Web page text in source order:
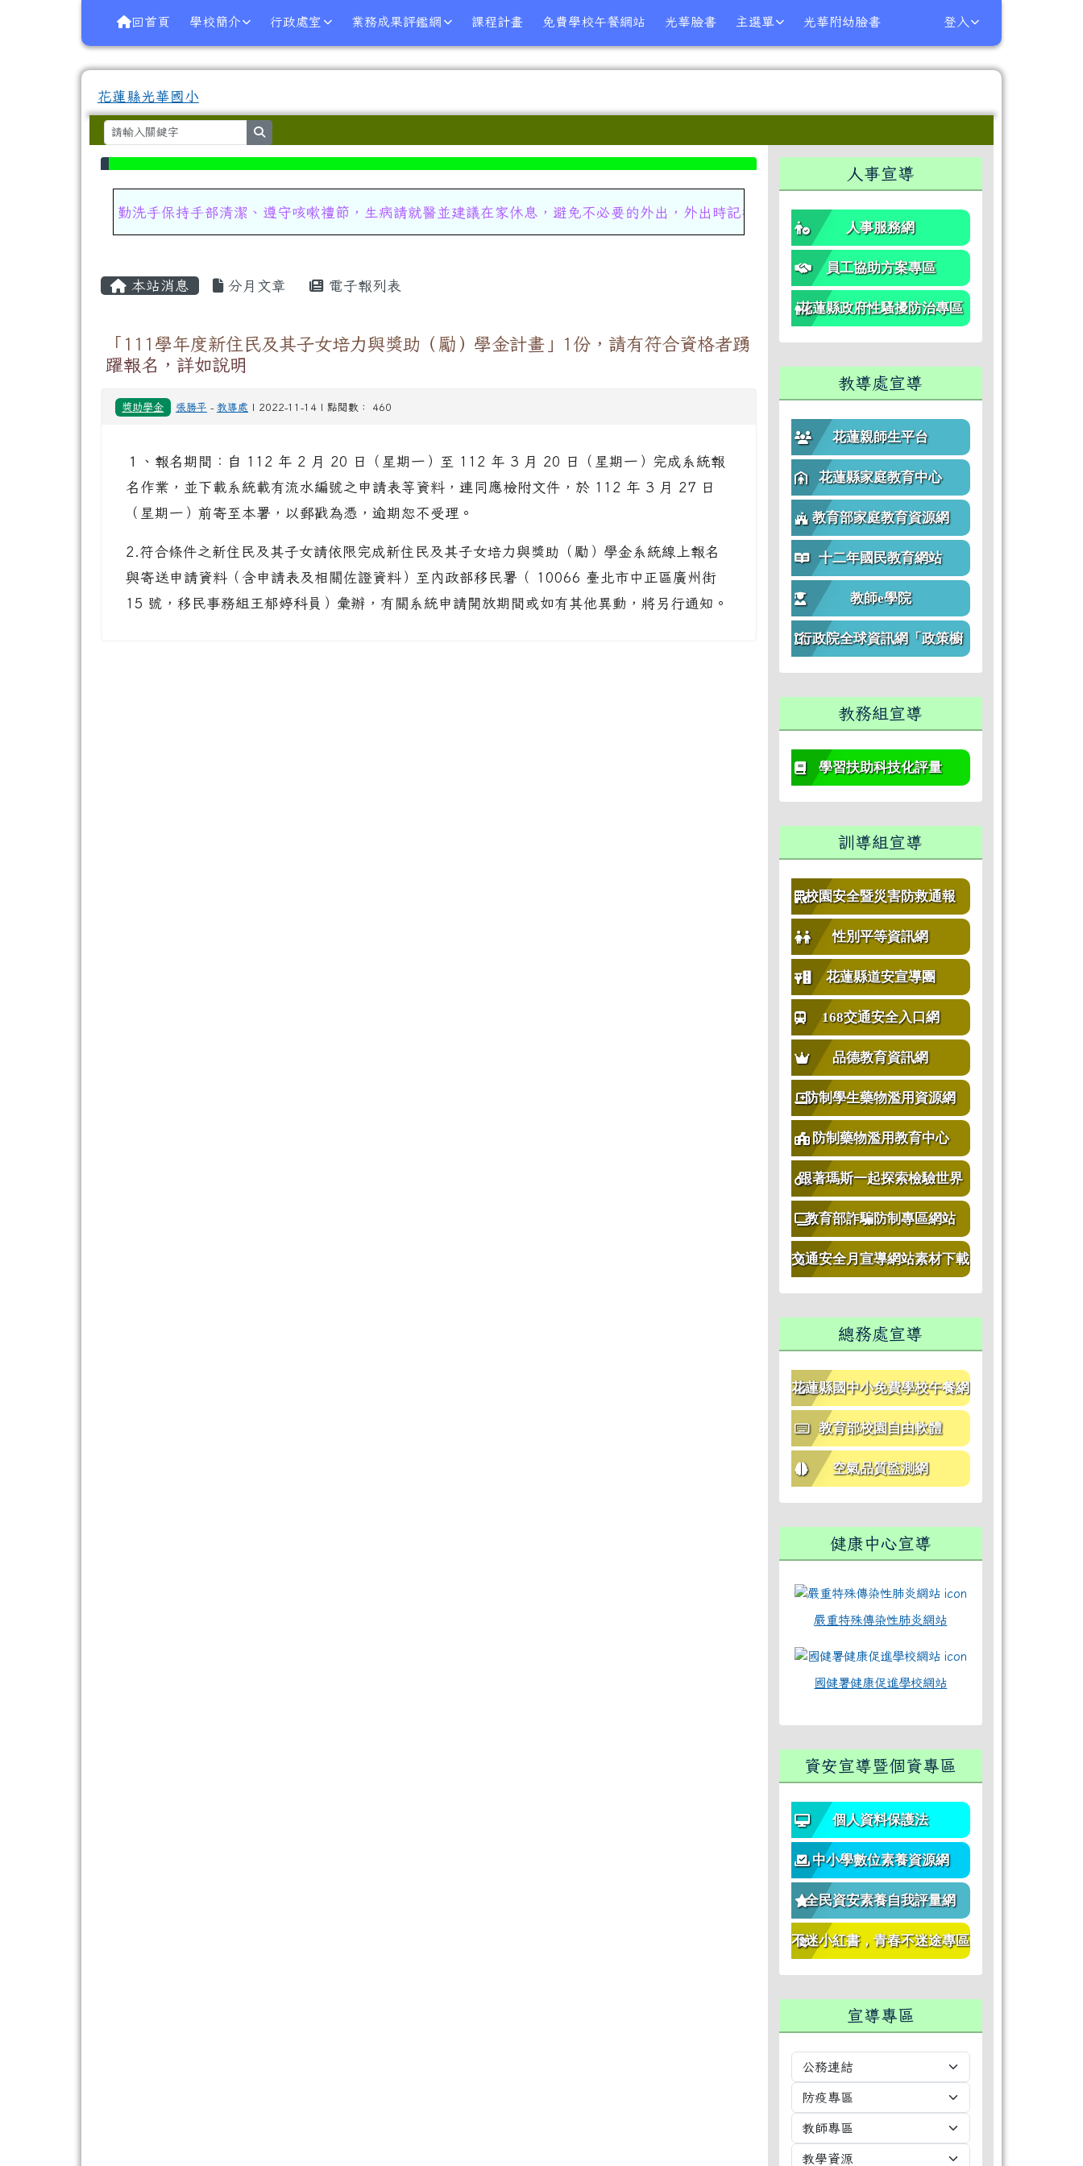
花蓮縣光華國小
回首頁 學校簡介 行政處室 業務成果評鑑網 課程計畫 免費學校午餐網站 光華臉書 主選單 光華附幼臉書 登入
花蓮縣光華國小
⏸
上中區域內容
勤洗手保持手部清潔、遵守咳嗽禮節，生病請就醫並建議在家休息，避免不必要的外出，外出時記得佩戴口罩，落實個人防護措施，保護自己及他人
主內容區域
本站消息 分月文章 電子報列表
「111學年度新住民及其子女培力與獎助（勵）學金計畫」1份，請有符合資格者踴
躍報名，詳如說明
獎助學金 張勝平 - 教導處 | 2022-11-14 | 點閱數： 460
１、報名期間：自 112 年 2 月 20 日（星期一）至 112 年 3 月 20 日（星期一）完成系統報
名作業，並下載系統載有流水編號之申請表等資料，連同應檢附文件，於 112 年 3 月 27 日
（星期一）前寄至本署，以郵戳為憑，逾期恕不受理。
2.符合條件之新住民及其子女請依限完成新住民及其子女培力與獎助（勵）學金系統線上報名
與寄送申請資料（含申請表及相關佐證資料）至內政部移民署（ 10066 臺北市中正區廣州街
15 號，移民事務組王郁婷科員）彙辦，有關系統申請開放期間或如有其他異動，將另行通知。
右邊區域內容
人事宣導
人事服務網
員工協助方案專區
花蓮縣政府性騷擾防治專區
教導處宣導
花蓮親師生平台
花蓮縣家庭教育中心
教育部家庭教育資源網
十二年國民教育網站
教師e學院
行政院全球資訊網「政策櫥
窗」
教務組宣導
學習扶助科技化評量
訓導組宣導
校園安全暨災害防救通報
性別平等資訊網
花蓮縣道安宣導團
168交通安全入口網
品德教育資訊網
防制學生藥物濫用資源網
防制藥物濫用教育中心
跟著瑪斯一起探索檢驗世界
教育部詐騙防制專區網站
交通安全月宣導網站素材下載
區
總務處宣導
花蓮縣國中小免費學校午餐網
站
教育部校園自由軟體
空氣品質監測網
健康中心宣導
嚴重特殊傳染性肺炎網站
國健署健康促進學校網站
資安宣導暨個資專區
個人資料保護法
中小學數位素養資源網
全民資安素養自我評量網
不迷小紅書，青春不迷途專區
宣導專區
頁尾區域